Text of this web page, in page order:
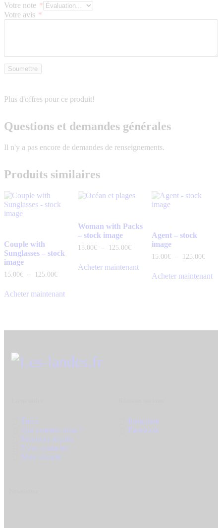
Votre note *
Votre avis *
Plus d'offres pour ce produit!
Questions et demandes générales
Il n'y a pas encore de demandes de renseignements.
Produits similaires
Couple with
Sunglasses – stock
image
15 00€ – 125 00€
Acheter maintenant
Woman with Packs
– stock image
15 00€ – 125 00€
Acheter maintenant
Agent – stock
image
15 00€ – 125 00€
Acheter maintenant
Tarifs
Qui sommes-nous ?
Mentions légales
Nous contacter
Mon compte
Instagram
Facebook